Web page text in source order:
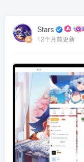
Stars
12个月前更新